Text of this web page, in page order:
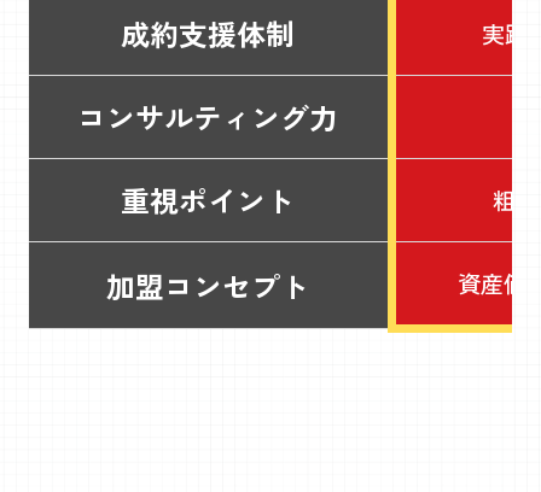
成約支援体制 実践
コンサルティング力
重視ポイント 粗
加盟コンセプト 資産価